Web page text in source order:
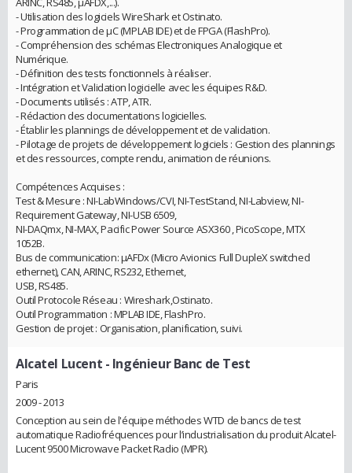
- Utilisation des logiciels WireShark et Ostinato.
- Programmation de μC (MPLAB IDE) et de FPGA (FlashPro).
- Compréhension des schémas Electroniques Analogique et
Numérique.
- Définition des tests fonctionnels à réaliser.
- Intégration et Validation logicielle avec les équipes R&D.
- Documents utilisés : ATP, ATR.
- Rédaction des documentations logicielles.
- Établir les plannings de développement et de validation.
- Pilotage de projets de développement logiciels : Gestion des plannings
et des ressources, compte rendu, animation de réunions.
Compétences Acquises :
Test & Mesure : NI-LabWindows/CVI, NI-TestStand, NI-Labview, NI-
Requirement Gateway, NI-USB 6509,
NI-DAQmx, NI-MAX, Pacific Power Source ASX360 , PicoScope, MTX
1052B.
Bus de communication: μAFDx (Micro Avionics Full DupleX switched
ethernet), CAN, ARINC, RS232, Ethernet,
USB, RS485.
Outil Protocole Réseau : Wireshark,Ostinato.
Outil Programmation : MPLAB IDE, FlashPro.
Gestion de projet : Organisation, planification, suivi.
Alcatel Lucent - Ingénieur Banc de Test
Paris
2009 - 2013
Conception au sein de l'équipe méthodes WTD de bancs de test
automatique Radiofréquences pour l’industrialisation du produit Alcatel-
Lucent 9500 Microwave Packet Radio (MPR).